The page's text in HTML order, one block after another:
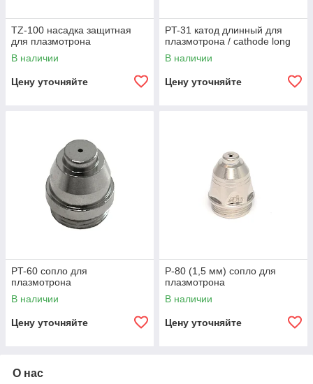
TZ-100 насадка защитная
для плазмотрона
В наличии
Цену уточняйте
PT-31 катод длинный для
плазмотрона / cathode long
В наличии
Цену уточняйте
PT-60 сопло для
плазмотрона
В наличии
Цену уточняйте
P-80 (1,5 мм) сопло для
плазмотрона
В наличии
Цену уточняйте
О нас